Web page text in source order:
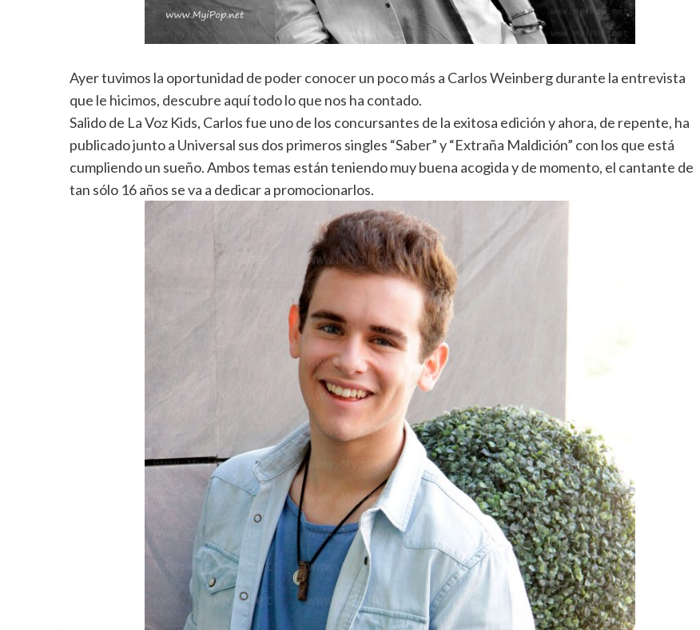
Ayer tuvimos la oportunidad de poder conocer un poco más a Carlos Weinberg durante la entrevista
que le hicimos, descubre aquí todo lo que nos ha contado.
Salido de La Voz Kids, Carlos fue uno de los concursantes de la exitosa edición y ahora, de repente, ha
publicado junto a Universal sus dos primeros singles “Saber” y “Extraña Maldición” con los que está
cumpliendo un sueño. Ambos temas están teniendo muy buena acogida y de momento, el cantante de
tan sólo 16 años se va a dedicar a promocionarlos.